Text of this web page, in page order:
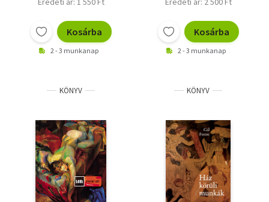
Kosárba
2 - 3 munkanap
Kosárba
2 - 3 munkanap
KÖNYV KÖNYV